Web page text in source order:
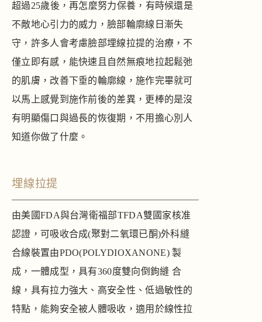
超過25歲後，再怎麼努力保養，有時候還是
不敵地心引力的威力，臉部輪廓線日漸失
守，許多人會考慮臉部埋線拉提的治療，不
僅立即有感，能快速且自然無痕地拉起鬆弛
的肌膚，改善下垂的輪廓線，施作完畢就可
以馬上感覺到施作前後的差異，更棒的是沒
有明顯傷口與過長的恢復期，不用擔心別人
知道你做了什麼。
埋線拉提
由美國FDA與台灣衛福部TFDA雙國家核准
認證， 可吸收合成(聚對二氧環已酮)外科縫
合線裝置由PDO(POLYDIOXANONE) 製
成，一體成型，具有360度雙向倒鉤縫 合
線， 具有拉力強大、高安全性、低過敏性的
特點，能夠安全被人體吸收， 適用於線性拉